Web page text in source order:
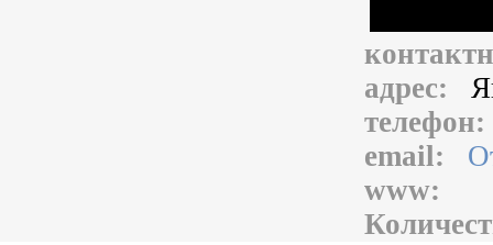
адрес:
email:
www: